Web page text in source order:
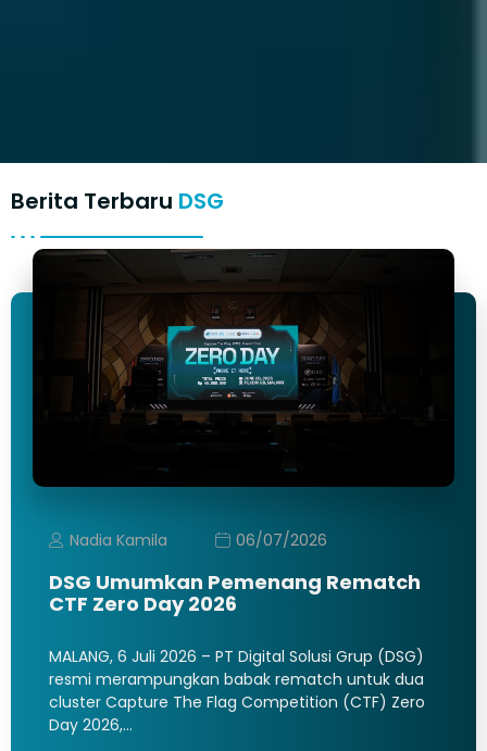
Berita Terbaru DSG
Nadia Kamila 06/07/2026
DSG Umumkan Pemenang Rematch
CTF Zero Day 2026
MALANG, 6 Juli 2026 – PT Digital Solusi Grup (DSG)
resmi merampungkan babak rematch untuk dua
cluster Capture The Flag Competition (CTF) Zero
Day 2026,…